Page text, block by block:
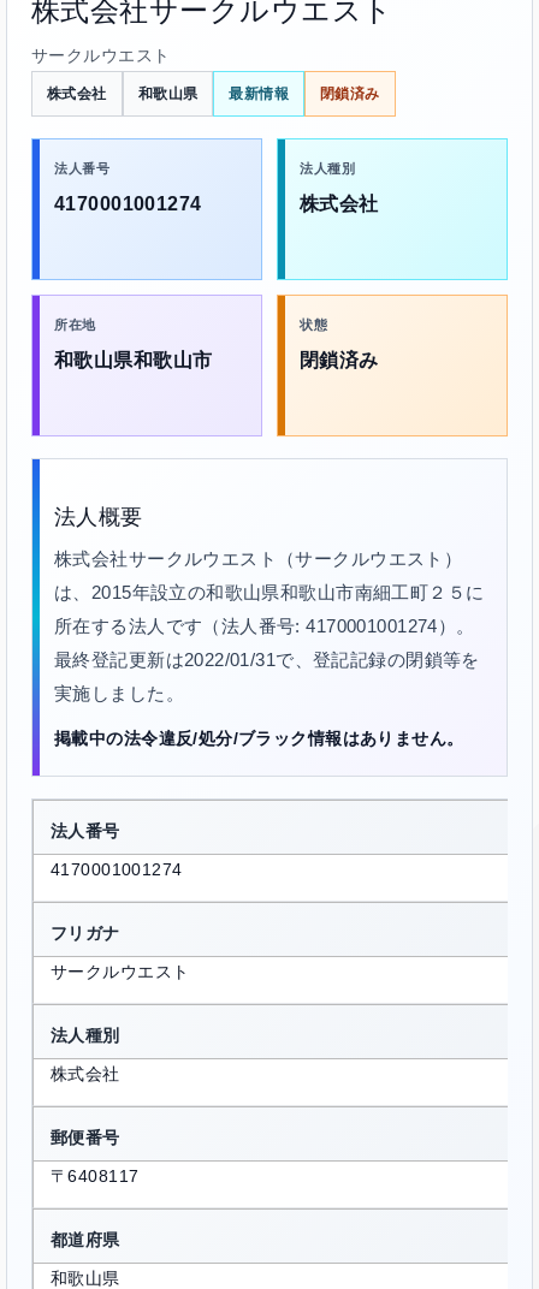
株式会社サークルウエスト
サークルウエスト
株式会社 和歌山県 最新情報 閉鎖済み
法人番号
4170001001274
法人種別
株式会社
所在地
和歌山県和歌山市
状態
閉鎖済み
法人概要
株式会社サークルウエスト（サークルウエスト）
は、2015年設立の和歌山県和歌山市南細工町２５に
所在する法人です（法人番号: 4170001001274）。
最終登記更新は2022/01/31で、登記記録の閉鎖等を
実施しました。
掲載中の法令違反/処分/ブラック情報はありません。
法人番号
4170001001274
フリガナ
サークルウエスト
法人種別
株式会社
郵便番号
〒6408117
都道府県
和歌山県